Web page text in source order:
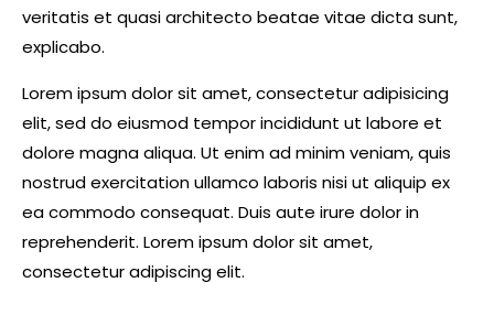
veritatis et quasi architecto beatae vitae dicta sunt,
explicabo.
Lorem ipsum dolor sit amet, consectetur adipisicing
elit, sed do eiusmod tempor incididunt ut labore et
dolore magna aliqua. Ut enim ad minim veniam, quis
nostrud exercitation ullamco laboris nisi ut aliquip ex
ea commodo consequat. Duis aute irure dolor in
reprehenderit. Lorem ipsum dolor sit amet,
consectetur adipiscing elit.